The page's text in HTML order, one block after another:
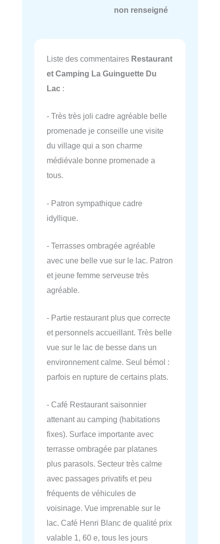
non renseigné
Liste des commentaires Restaurant
et Camping La Guinguette Du
Lac :
- Très très joli cadre agréable belle
promenade je conseille une visite
du village qui a son charme
médiévale bonne promenade a
tous.
- Patron sympathique cadre
idyllique.
- Terrasses ombragée agréable
avec une belle vue sur le lac. Patron
et jeune femme serveuse très
agréable.
- Partie restaurant plus que correcte
et personnels accueillant. Très belle
vue sur le lac de besse dans un
environnement calme. Seul bémol :
parfois en rupture de certains plats.
- Café Restaurant saisonnier
attenant au camping (habitations
fixes). Surface importante avec
terrasse ombragée par platanes
plus parasols. Secteur très calme
avec passages privatifs et peu
fréquents de véhicules de
voisinage. Vue imprenable sur le
lac. Café Henri Blanc de qualité prix
valable 1, 60 e, tous les jours